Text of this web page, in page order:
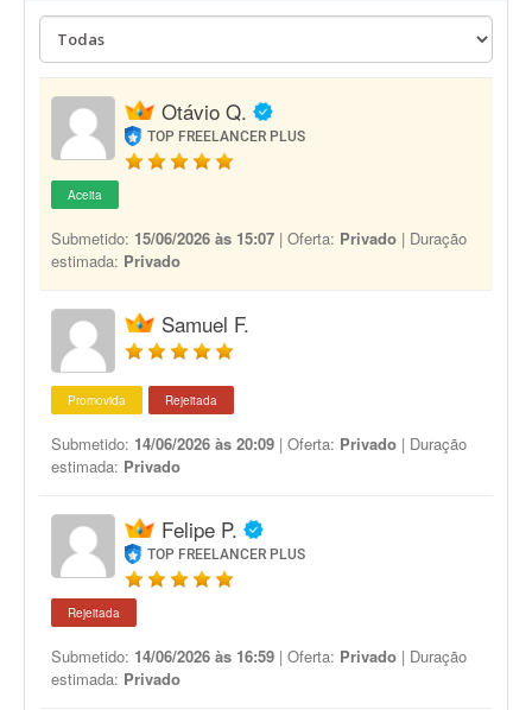
Otávio Q.
TOP FREELANCER PLUS
Aceita
Submetido: 15/06/2026 às 15:07 | Oferta: Privado | Duração
estimada: Privado
Samuel F.
Promovida Rejeitada
Submetido: 14/06/2026 às 20:09 | Oferta: Privado | Duração
estimada: Privado
Felipe P.
TOP FREELANCER PLUS
Rejeitada
Submetido: 14/06/2026 às 16:59 | Oferta: Privado | Duração
estimada: Privado